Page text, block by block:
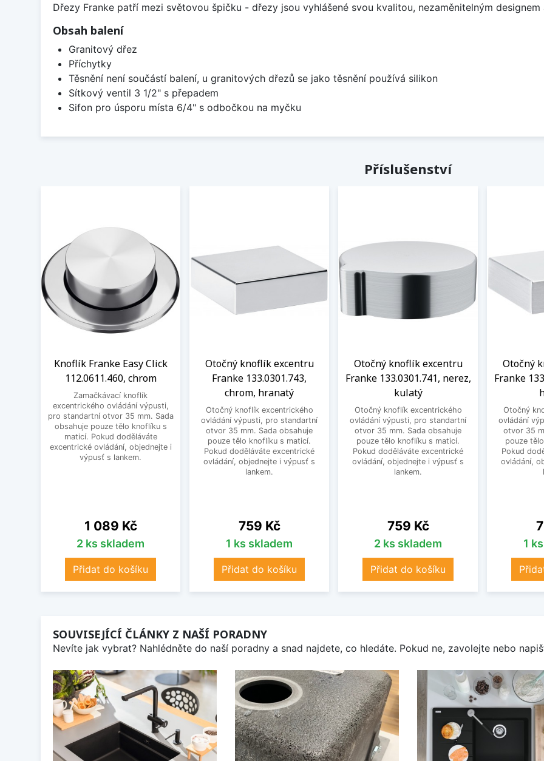
Dřezy Franke patří mezi světovou špičku - dřezy jsou vyhlášené svou kvalitou, nezaměnitelným
Obsah balení
Granitový dřez
Příchytky
Těsnění není součástí balení, u granitových dřezů se jako těsnění používá silikon
Sítkový ventil 3 1/2" s přepadem
Sifon pro úsporu místa 6/4" s odbočkou na myčku
Příslušenství
Knoflík Franke Easy Click
112.0611.460, chrom
Zamačkávací knoflík
excentrického ovládání výpusti,
pro standartní otvor 35 mm. Sada
obsahuje pouze tělo knoflíku s
maticí. Pokud doděláváte
excentrické ovládání, objednejte i
výpusť s lankem.
Cena
1 089 Kč
2 ks skladem
Přidat do košíku
Otočný knoflík excentru
Franke 133.0301.743,
chrom, hranatý
Otočný knoflík excentrického
ovládání výpusti, pro standartní
otvor 35 mm. Sada obsahuje
pouze tělo knoflíku s maticí.
Pokud doděláváte excentrické
ovládání, objednejte i výpusť s
lankem.
Cena
759 Kč
1 ks skladem
Přidat do košíku
Otočný knoflík excentru
Franke 133.0301.741, nerez,
kulatý
Otočný knoflík excentrického
ovládání výpusti, pro standartní
otvor 35 mm. Sada obsahuje
pouze tělo knoflíku s maticí.
Pokud doděláváte excentrické
ovládání, objednejte i výpusť s
lankem.
Cena
759 Kč
2 ks skladem
Přidat do košíku
Otočný
Franke
Otočný
ovládání
otvor 35
pouze
Pokud
ovládání,
1
SOUVISEJÍCÍ ČLÁNKY Z NAŠÍ PORADNY
Nevíte jak vybrat? Nahlédněte do naší poradny a snad najdete, co hledáte. Pokud ne, zavolejte nebo